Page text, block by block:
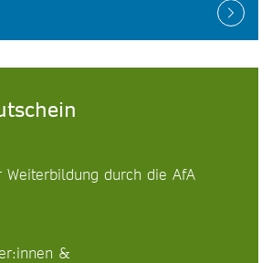
Weiterbildung durch die AfA
&